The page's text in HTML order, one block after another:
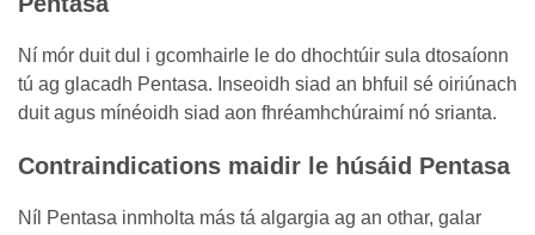
Ní mór duit dul i gcomhairle le do dhochtúir sula dtosaíonn
tú ag glacadh Pentasa. Inseoidh siad an bhfuil sé oiriúnach
duit agus mínéoidh siad aon fhréamhchúraimí nó srianta.
Contraindications maidir le húsáid Pentasa
Níl Pentasa inmholta más tá algargia ag an othar, galar